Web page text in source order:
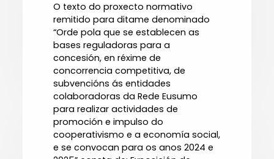
O texto do proxecto normativo
remitido para ditame denominado
“Orde pola que se establecen as
bases reguladoras para a
concesión, en réxime de
concorrencia competitiva, de
subvencións ás entidades
colaboradoras da Rede Eusumo
para realizar actividades de
promoción e impulso do
cooperativismo e a economía social,
e se convocan para os anos 2024 e